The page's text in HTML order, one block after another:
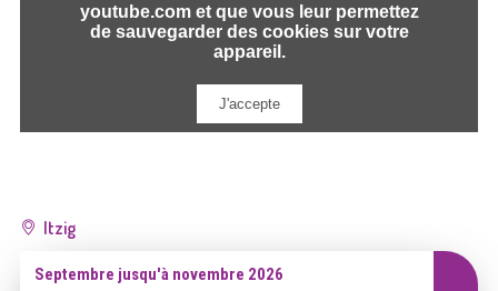
Itzig
Septembre jusqu'à novembre 2026